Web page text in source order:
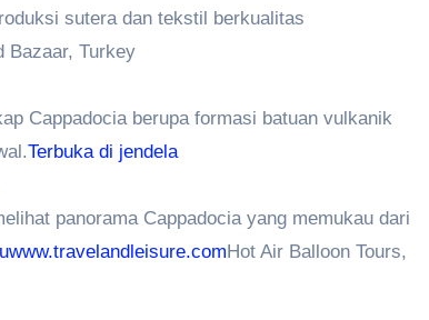
sutera dan tekstil berkualitas
Bazaar, Turkey
Cappadocia berupa formasi batuan vulkanik
Terbuka di jendela
panorama Cappadocia yang memukau dari
Hot Air Balloon Tours,